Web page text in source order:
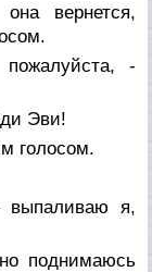
вернется,
-
Эви!
голосом.
я,
поднимаюсь